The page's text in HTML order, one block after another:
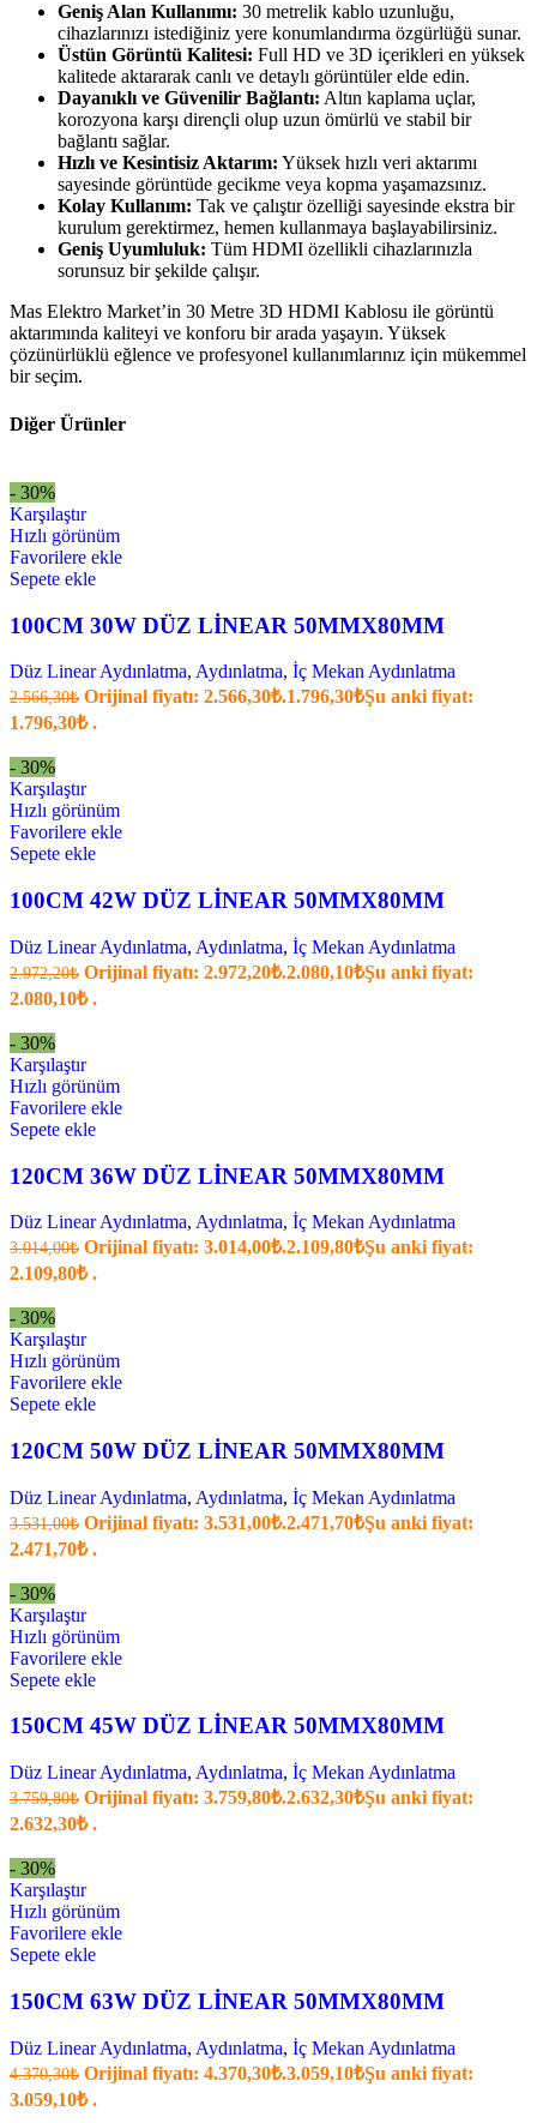
Geniş Alan Kullanımı: 30 metrelik kablo uzunluğu,
cihazlarınızı istediğiniz yere konumlandırma özgürlüğü sunar.
Üstün Görüntü Kalitesi: Full HD ve 3D içerikleri en yüksek
kalitede aktararak canlı ve detaylı görüntüler elde edin.
Dayanıklı ve Güvenilir Bağlantı: Altın kaplama uçlar,
korozyona karşı dirençli olup uzun ömürlü ve stabil bir
bağlantı sağlar.
Hızlı ve Kesintisiz Aktarım: Yüksek hızlı veri aktarımı
sayesinde görüntüde gecikme veya kopma yaşamazsınız.
Kolay Kullanım: Tak ve çalıştır özelliği sayesinde ekstra bir
kurulum gerektirmez, hemen kullanmaya başlayabilirsiniz.
Geniş Uyumluluk: Tüm HDMI özellikli cihazlarınızla
sorunsuz bir şekilde çalışır.
Mas Elektro Market’in 30 Metre 3D HDMI Kablosu ile görüntü
aktarımında kaliteyi ve konforu bir arada yaşayın. Yüksek
çözünürlüklü eğlence ve profesyonel kullanımlarınız için mükemmel
bir seçim.
Diğer Ürünler
- 30%
Karşılaştır
Hızlı görünüm
Favorilere ekle
Sepete ekle
100CM 30W DÜZ LİNEAR 50MMX80MM
Düz Linear Aydınlatma, Aydınlatma, İç Mekan Aydınlatma
2.566,30₺ Orijinal fiyatı: 2.566,30₺.1.796,30₺Şu anki fiyat:
1.796,30₺ .
- 30%
Karşılaştır
Hızlı görünüm
Favorilere ekle
Sepete ekle
100CM 42W DÜZ LİNEAR 50MMX80MM
Düz Linear Aydınlatma, Aydınlatma, İç Mekan Aydınlatma
2.972,20₺ Orijinal fiyatı: 2.972,20₺.2.080,10₺Şu anki fiyat:
2.080,10₺ .
- 30%
Karşılaştır
Hızlı görünüm
Favorilere ekle
Sepete ekle
120CM 36W DÜZ LİNEAR 50MMX80MM
Düz Linear Aydınlatma, Aydınlatma, İç Mekan Aydınlatma
3.014,00₺ Orijinal fiyatı: 3.014,00₺.2.109,80₺Şu anki fiyat:
2.109,80₺ .
- 30%
Karşılaştır
Hızlı görünüm
Favorilere ekle
Sepete ekle
120CM 50W DÜZ LİNEAR 50MMX80MM
Düz Linear Aydınlatma, Aydınlatma, İç Mekan Aydınlatma
3.531,00₺ Orijinal fiyatı: 3.531,00₺.2.471,70₺Şu anki fiyat:
2.471,70₺ .
- 30%
Karşılaştır
Hızlı görünüm
Favorilere ekle
Sepete ekle
150CM 45W DÜZ LİNEAR 50MMX80MM
Düz Linear Aydınlatma, Aydınlatma, İç Mekan Aydınlatma
3.759,80₺ Orijinal fiyatı: 3.759,80₺.2.632,30₺Şu anki fiyat:
2.632,30₺ .
- 30%
Karşılaştır
Hızlı görünüm
Favorilere ekle
Sepete ekle
150CM 63W DÜZ LİNEAR 50MMX80MM
Düz Linear Aydınlatma, Aydınlatma, İç Mekan Aydınlatma
4.370,30₺ Orijinal fiyatı: 4.370,30₺.3.059,10₺Şu anki fiyat:
3.059,10₺ .